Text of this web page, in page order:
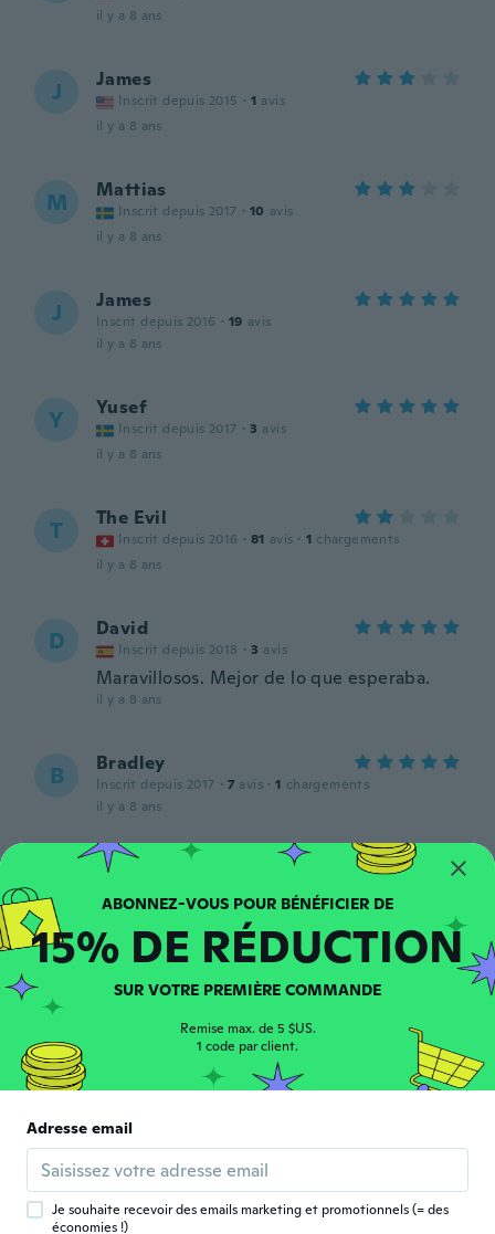
il y a 8 ans
J James
Inscrit depuis 2015 · 1 avis
il y a 8 ans
M Mattias
Inscrit depuis 2017 · 10 avis
il y a 8 ans
J James
Inscrit depuis 2016 · 19 avis
il y a 8 ans
Y Yusef
Inscrit depuis 2017 · 3 avis
il y a 8 ans
T The Evil
Inscrit depuis 2016 · 81 avis · 1 chargements
il y a 8 ans
D David
Inscrit depuis 2018 · 3 avis
Maravillosos. Mejor de lo que esperaba.
il y a 8 ans
B Bradley
Inscrit depuis 2017 · 7 avis · 1 chargements
il y a 8 ans
Jason
il y a 8 ans
Inscrit depuis 2016 · 41 avis · 3 chargements
I Ingemar
Smidig lätt att hantera helt okej!
James
15% DE RÉDUCTION
SUR VOTRE PREMIÈRE COMMANDE
Remise max. de 5 $US.
1 code par client.
Adresse email
Je souhaite recevoir des emails marketing et promotionnels (= des
économies !)